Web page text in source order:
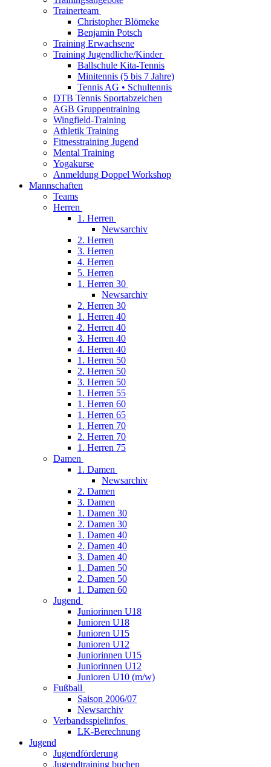
Trainerteam
Christopher Blömeke
Benjamin Potsch
Training Erwachsene
Training Jugendliche/Kinder
Ballschule Kita-Tennis
Minitennis (5 bis 7 Jahre)
Tennis AG • Schultennis
DTB Tennis Sportabzeichen
AGB Gruppentraining
Wingfield-Training
Athletik Training
Fitnesstraining Jugend
Mental Training
Yogakurse
Anmeldung Doppel Workshop
Mannschaften
Teams
Herren
1. Herren
Newsarchiv
2. Herren
3. Herren
4. Herren
5. Herren
1. Herren 30
Newsarchiv
2. Herren 30
1. Herren 40
2. Herren 40
3. Herren 40
4. Herren 40
1. Herren 50
2. Herren 50
3. Herren 50
1. Herren 55
1. Herren 60
1. Herren 65
1. Herren 70
2. Herren 70
1. Herren 75
Damen
1. Damen
Newsarchiv
2. Damen
3. Damen
1. Damen 30
2. Damen 30
1. Damen 40
2. Damen 40
3. Damen 40
1. Damen 50
2. Damen 50
1. Damen 60
Jugend
Juniorinnen U18
Junioren U18
Junioren U15
Junioren U12
Juniorinnen U15
Juniorinnen U12
Junioren U10 (m/w)
Fußball
Saison 2006/07
Newsarchiv
Verbandsspielinfos
LK-Berechnung
Jugend
Jugendförderung
Jugendtraining buchen